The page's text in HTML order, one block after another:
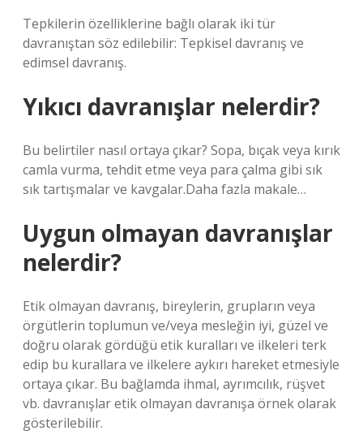
Tepkilerin özelliklerine bağlı olarak iki tür
davranıştan söz edilebilir: Tepkisel davranış ve
edimsel davranış.
Yıkıcı davranışlar nelerdir?
Bu belirtiler nasıl ortaya çıkar? Sopa, bıçak veya kırık
camla vurma, tehdit etme veya para çalma gibi sık
sık tartışmalar ve kavgalar.Daha fazla makale…
Uygun olmayan davranışlar
nelerdir?
Etik olmayan davranış, bireylerin, grupların veya
örgütlerin toplumun ve/veya mesleğin iyi, güzel ve
doğru olarak gördüğü etik kuralları ve ilkeleri terk
edip bu kurallara ve ilkelere aykırı hareket etmesiyle
ortaya çıkar. Bu bağlamda ihmal, ayrımcılık, rüşvet
vb. davranışlar etik olmayan davranışa örnek olarak
gösterilebilir.